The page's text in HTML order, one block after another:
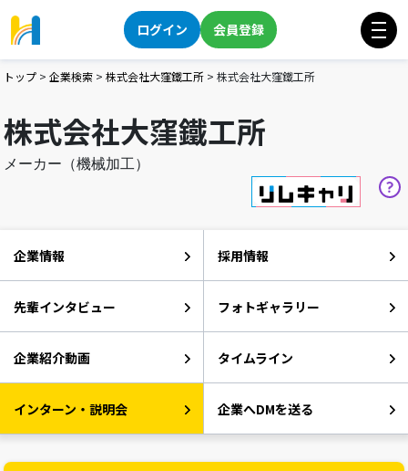
ログイン 会員登録
トップ > 企業検索 > 株式会社大窪鐵工所 > 株式会社大窪鐵工所
株式会社大窪鐵工所
メーカー（機械加工）
企業情報 採用情報
先輩インタビュー フォトギャラリー
企業紹介動画 タイムライン
インターン・説明会 企業へDMを送る